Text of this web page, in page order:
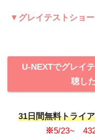
▼グレイテストショ
U-NEXTでグレイ
聴し
31日間無料トライ
※5/23~